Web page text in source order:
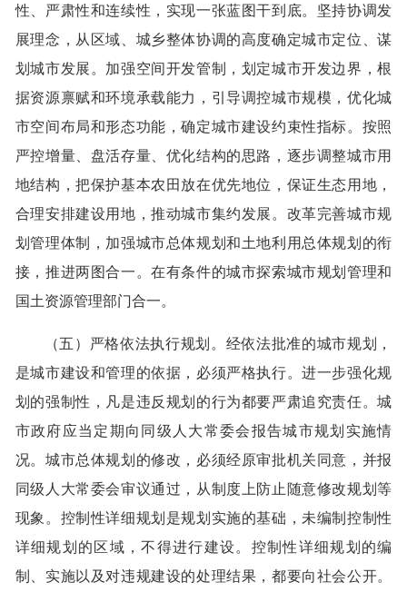
性、严肃性和连续性，实现一张蓝图干到底。坚持协调发
展理念，从区域、城乡整体协调的高度确定城市定位、谋
划城市发展。加强空间开发管制，划定城市开发边界，根
据资源禀赋和环境承载能力，引导调控城市规模，优化城
市空间布局和形态功能，确定城市建设约束性指标。按照
严控增量、盘活存量、优化结构的思路，逐步调整城市用
地结构，把保护基本农田放在优先地位，保证生态用地，
合理安排建设用地，推动城市集约发展。改革完善城市规
划管理体制，加强城市总体规划和土地利用总体规划的衔
接，推进两图合一。在有条件的城市探索城市规划管理和
国土资源管理部门合一。
（五）严格依法执行规划。经依法批准的城市规划，
是城市建设和管理的依据，必须严格执行。进一步强化规
划的强制性，凡是违反规划的行为都要严肃追究责任。城
市政府应当定期向同级人大常委会报告城市规划实施情
况。城市总体规划的修改，必须经原审批机关同意，并报
同级人大常委会审议通过，从制度上防止随意修改规划等
现象。控制性详细规划是规划实施的基础，未编制控制性
详细规划的区域，不得进行建设。控制性详细规划的编
制、实施以及对违规建设的处理结果，都要向社会公开。